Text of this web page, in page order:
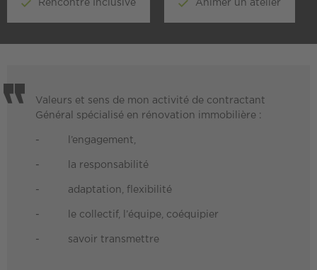
Rencontre Inclusive Animer un atelier
Valeurs et sens de mon activité de contractant
Général spécialisé en rénovation immobilière :
- l’engagement,
- la responsabilité
- adaptation, flexibilité
- le collectif, l’équipe, coéquipier
- savoir transmettre